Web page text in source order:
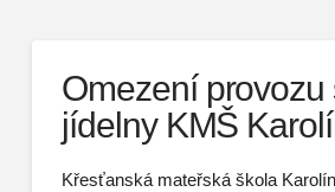
Omezení provozu
jídelny KMŠ
Křesťanská mateřská škola